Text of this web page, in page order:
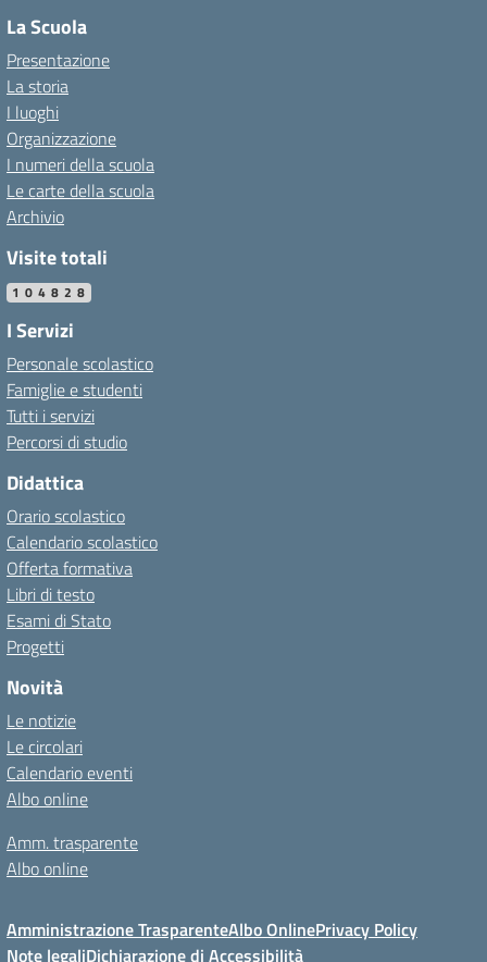
La Scuola
Presentazione
La storia
I luoghi
Organizzazione
I numeri della scuola
Le carte della scuola
Archivio
Visite totali
104828
I Servizi
Personale scolastico
Famiglie e studenti
Tutti i servizi
Percorsi di studio
Didattica
Orario scolastico
Calendario scolastico
Offerta formativa
Libri di testo
Esami di Stato
Progetti
Novità
Le notizie
Le circolari
Calendario eventi
Albo online
Amm. trasparente
Albo online
Amministrazione TrasparenteAlbo OnlinePrivacy Policy
Note legaliDichiarazione di Accessibilità